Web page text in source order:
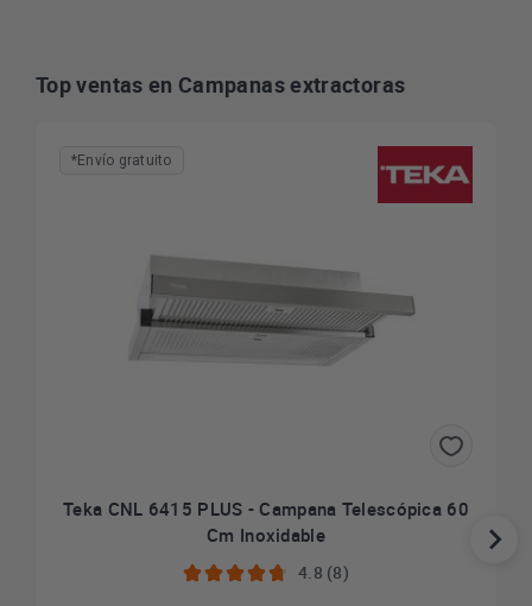
Top ventas en Campanas extractoras
*Envío gratuito
Teka CNL 6415 PLUS - Campana Telescópica 60
Cm Inoxidable
4.8 (8)